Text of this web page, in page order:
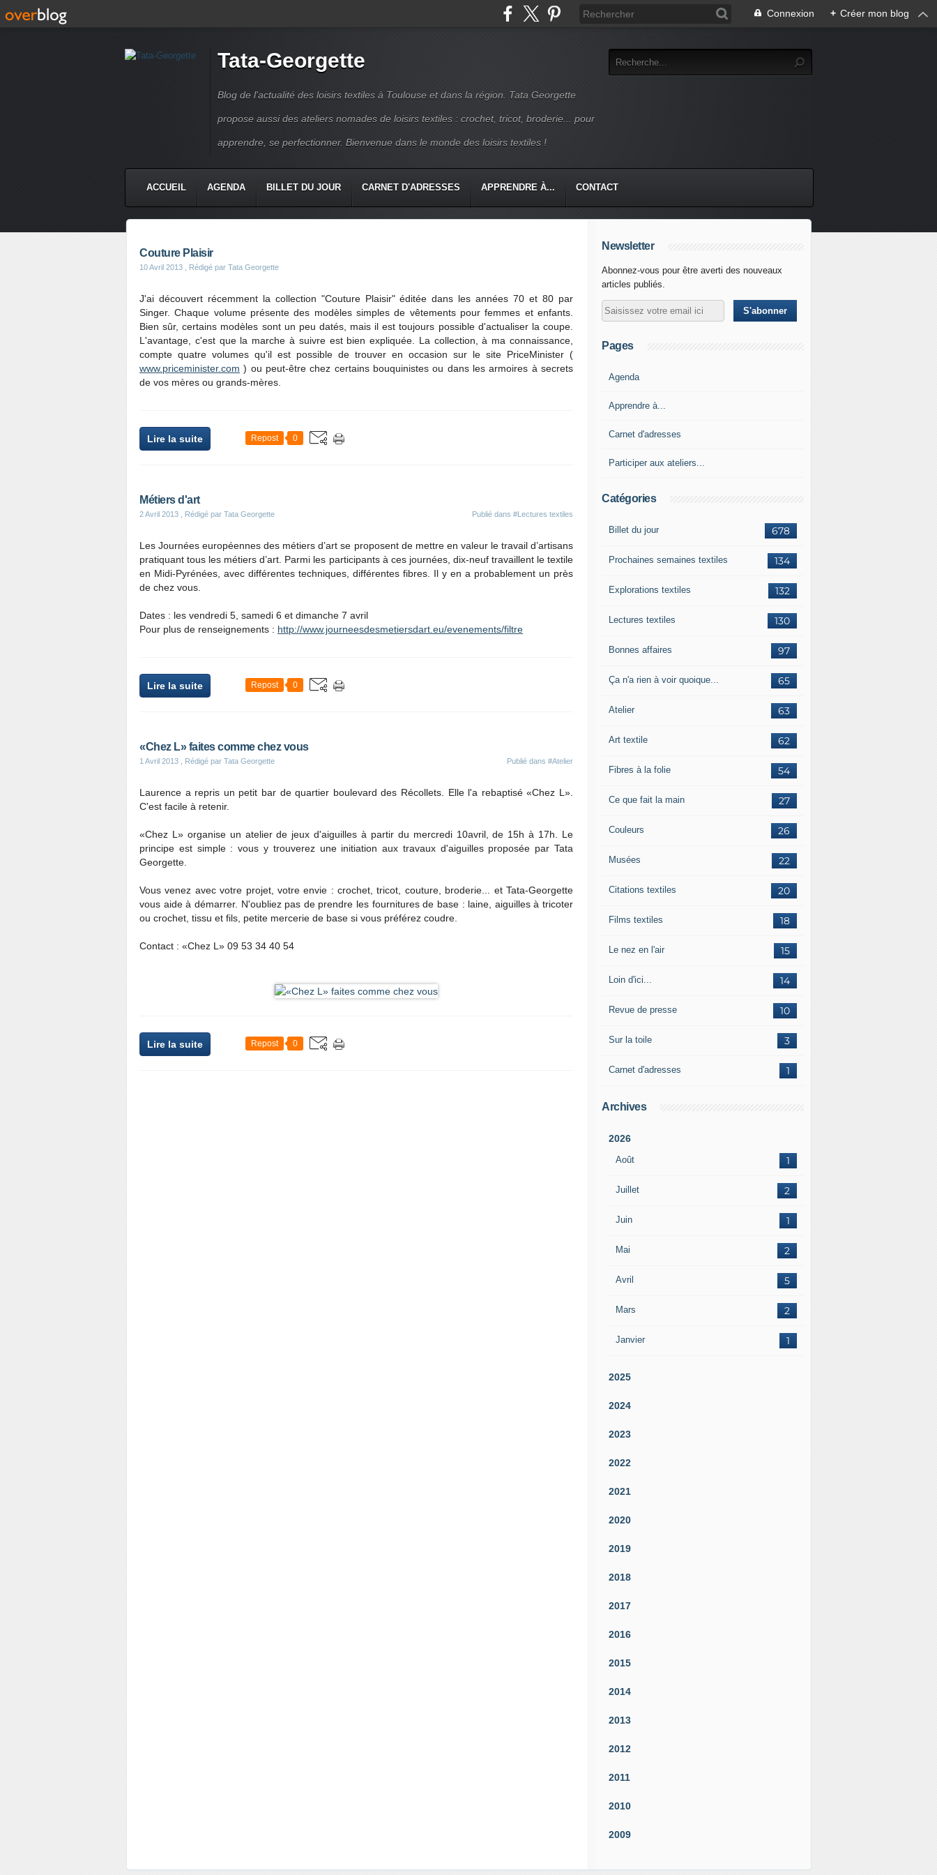
Connexion + Créer mon blog
Tata-Georgette
Blog de l'actualité des loisirs textiles à Toulouse et dans la région. Tata Georgette
propose aussi des ateliers nomades de loisirs textiles : crochet, tricot, broderie... pour
apprendre, se perfectionner. Bienvenue dans le monde des loisirs textiles !
ACCUEIL AGENDA BILLET DU JOUR CARNET D'ADRESSES APPRENDRE À... CONTACT
Couture Plaisir
10 Avril 2013 , Rédigé par Tata Georgette
J'ai découvert récemment la collection "Couture Plaisir" éditée dans les années 70 et 80 par
Singer. Chaque volume présente des modèles simples de vêtements pour femmes et enfants.
Bien sûr, certains modèles sont un peu datés, mais il est toujours possible d'actualiser la coupe.
L'avantage, c'est que la marche à suivre est bien expliquée. La collection, à ma connaissance,
compte quatre volumes qu'il est possible de trouver en occasion sur le site PriceMinister (
www.priceminister.com ) ou peut-être chez certains bouquinistes ou dans les armoires à secrets
de vos mères ou grands-mères.
Lire la suite Repost 0
Métiers d'art
2 Avril 2013 , Rédigé par Tata Georgette Publié dans #Lectures textiles
Les Journées européennes des métiers d’art se proposent de mettre en valeur le travail d’artisans
pratiquant tous les métiers d’art. Parmi les participants à ces journées, dix-neuf travaillent le textile
en Midi-Pyrénées, avec différentes techniques, différentes fibres. Il y en a probablement un près
de chez vous.
Dates : les vendredi 5, samedi 6 et dimanche 7 avril
Pour plus de renseignements : http://www.journeesdesmetiersdart.eu/evenements/filtre
Lire la suite Repost 0
«Chez L» faites comme chez vous
1 Avril 2013 , Rédigé par Tata Georgette Publié dans #Atelier
Laurence a repris un petit bar de quartier boulevard des Récollets. Elle l'a rebaptisé «Chez L».
C'est facile à retenir.
«Chez L» organise un atelier de jeux d'aiguilles à partir du mercredi 10avril, de 15h à 17h. Le
principe est simple : vous y trouverez une initiation aux travaux d'aiguilles proposée par Tata
Georgette.
Vous venez avec votre projet, votre envie : crochet, tricot, couture, broderie... et Tata-Georgette
vous aide à démarrer. N'oubliez pas de prendre les fournitures de base : laine, aiguilles à tricoter
ou crochet, tissu et fils, petite mercerie de base si vous préférez coudre.
Contact : «Chez L» 09 53 34 40 54
Lire la suite Repost 0
Newsletter
Abonnez-vous pour être averti des nouveaux
articles publiés.
Pages
Agenda
Apprendre à...
Carnet d'adresses
Participer aux ateliers...
Catégories
678
Billet du jour
134
Prochaines semaines textiles
132
Explorations textiles
130
Lectures textiles
97
Bonnes affaires
65
Ça n'a rien à voir quoique...
63
Atelier
62
Art textile
54
Fibres à la folie
27
Ce que fait la main
26
Couleurs
22
Musées
20
Citations textiles
18
Films textiles
15
Le nez en l'air
14
Loin d'ici...
10
Revue de presse
3
Sur la toile
1
Carnet d'adresses
Archives
2026
Août 1
Juillet 2
Juin 1
Mai 2
Avril 5
Mars 2
Janvier 1
2025
2024
2023
2022
2021
2020
2019
2018
2017
2016
2015
2014
2013
2012
2011
2010
2009